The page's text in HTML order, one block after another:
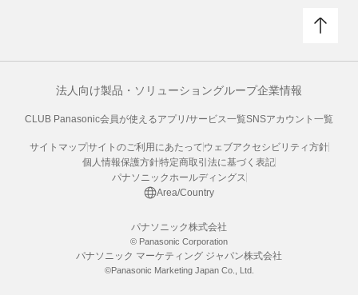
法人向け製品・ソリューショングループ企業情報
CLUB Panasonic会員が使えるアプリ/サービス一覧SNSアカウント一覧
サイトマップサイトのご利用にあたって ウェブアクセシビリティ方針
個人情報保護方針特定商取引法に基づく表記
パナソニックホールディングス
Area/Country
パナソニック株式会社
© Panasonic Corporation
パナソニック マーケティング ジャパン株式会社
©Panasonic Marketing Japan Co., Ltd.